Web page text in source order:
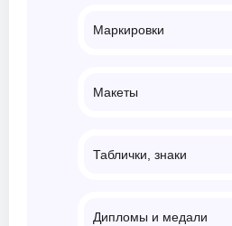
Маркировки
Макеты
Таблички, знаки
Дипломы и медали